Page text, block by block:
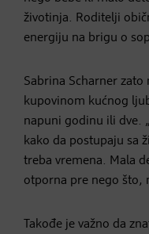
životinja. Roditelji
energiju na brigu o
Sabrina Scharner
kupovinom kućnog
napuni godinu ili dve.
kako da postupaju sa
treba vremena. Mala
otporna pre nego što,
Takođe je važno da